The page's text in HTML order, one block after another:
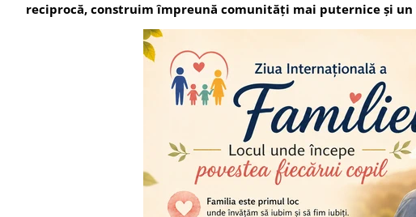
reciprocă, construim împreună comunități mai puternice și